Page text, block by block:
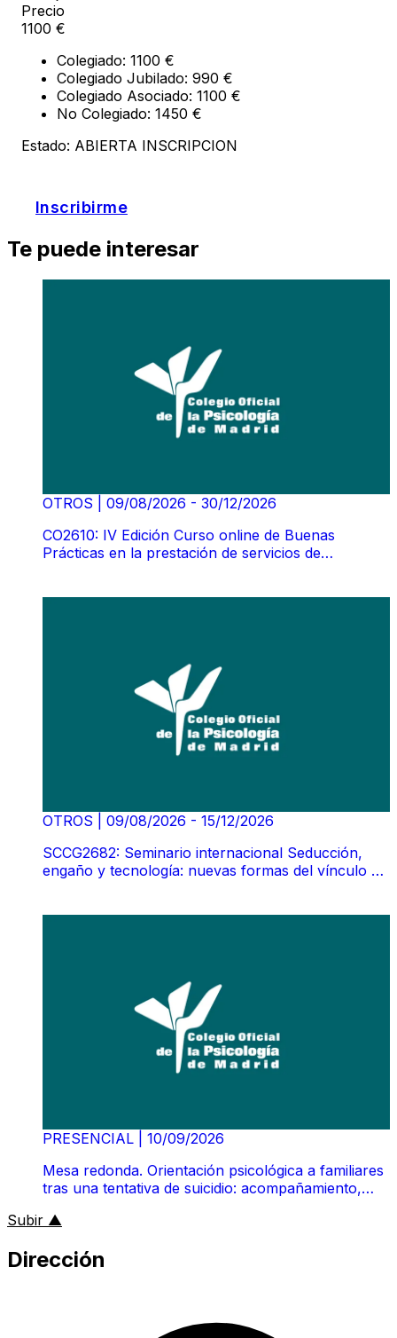
Precio
1100 €
Colegiado: 1100 €
Colegiado Jubilado: 990 €
Colegiado Asociado: 1100 €
No Colegiado: 1450 €
Estado: ABIERTA INSCRIPCION
Inscribirme
Te puede interesar
OTROS
09/08/2026 - 30/12/2026
CO2610: IV Edición Curso online de Buenas
Prácticas en la prestación de servicios de
OTROS
09/08/2026 - 15/12/2026
SCCG2682: Seminario internacional Seducción,
engaño y tecnología: nuevas formas del vínculo en
PRESENCIAL
10/09/2026
Mesa redonda. Orientación psicológica a familiares
tras una tentativa de suicidio: acompañamiento,
Subir ▲
Dirección